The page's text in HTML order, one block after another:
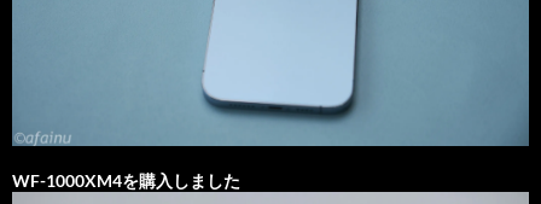
WF-1000XM4を購入しました